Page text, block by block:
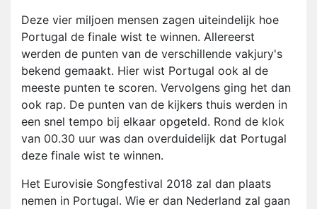
Deze vier miljoen mensen zagen uiteindelijk hoe
Portugal de finale wist te winnen. Allereerst
werden de punten van de verschillende vakjury's
bekend gemaakt. Hier wist Portugal ook al de
meeste punten te scoren. Vervolgens ging het dan
ook rap. De punten van de kijkers thuis werden in
een snel tempo bij elkaar opgeteld. Rond de klok
van 00.30 uur was dan overduidelijk dat Portugal
deze finale wist te winnen.
Het Eurovisie Songfestival 2018 zal dan plaats
nemen in Portugal. Wie er dan Nederland zal gaan